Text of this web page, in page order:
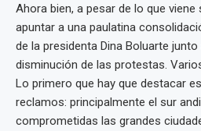
Ahora bien, a pesar de lo que
apuntar a una paulatina
de la presidenta Dina Boluarte junto
disminución de las protestas.
Lo primero que hay que destacar
reclamos: principalmente el sur
comprometidas las grandes